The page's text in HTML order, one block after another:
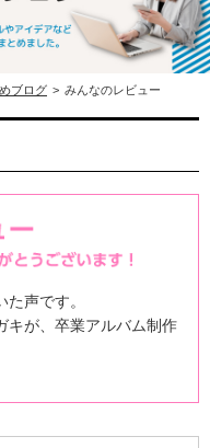
ブログ > みんなのレビュー
声です。
が、 卒業アルバム制作